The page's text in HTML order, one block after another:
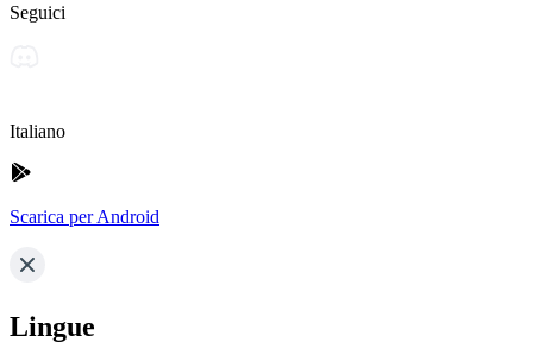
Seguici
Italiano
Scarica per Android
Lingue